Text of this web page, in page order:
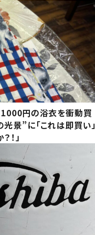
1000円の浴衣を衝動買
景”に「これは即買い」
！」